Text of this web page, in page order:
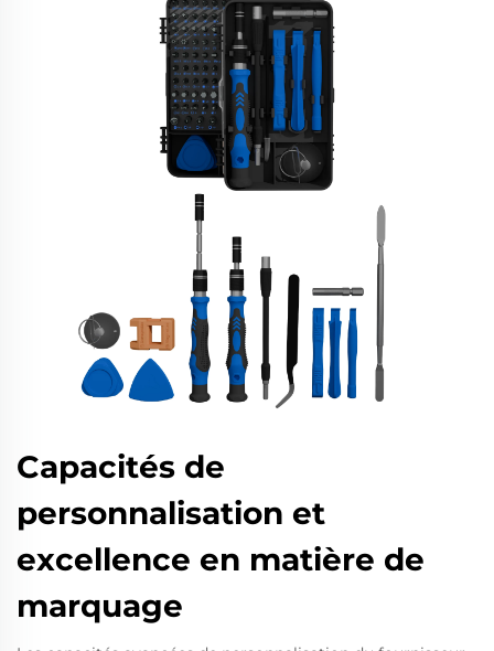
Capacités de
personnalisation et
excellence en matière de
marquage